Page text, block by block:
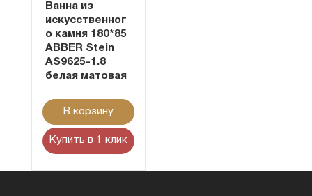
Ванна из
искусственног
о камня 180*85
ABBER Stein
AS9625-1.8
белая матовая
В корзину
Купить в 1 клик